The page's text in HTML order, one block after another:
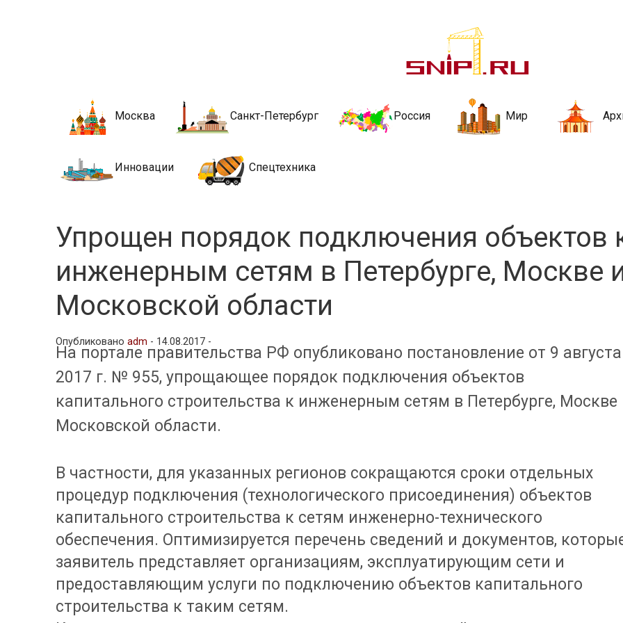
Новости строительства и
стройкой рубрики
Москва Санкт-Петербург Россия Мир
Инновации Спецтехника
Упрощен порядок подключения объектов
инженерным сетям в Петербурге, Москве
Московской области
Опубликованоadm - 14.08.2017 -
На портале правительства РФ опубликовано постановление от 9 августа
2017 г. № 955, упрощающее порядок подключения объектов
капитального строительства к инженерным сетям в Петербурге, Москве
Московской области.
В частности, для указанных регионов сокращаются сроки отдельных
процедур подключения (технологического присоединения) объектов
капитального строительства к сетям инженерно-технического
обеспечения. Оптимизируется перечень сведений и документов,
заявитель представляет организациям, эксплуатирующим сети и
предоставляющим услуги по подключению объектов капитального
строительства к таким сетям.